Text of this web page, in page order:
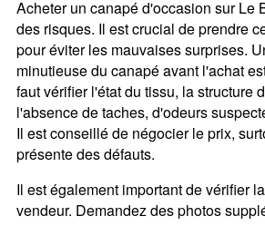
Acheter un canapé d'occasion sur Le
des risques. Il est crucial de prendre
pour éviter les mauvaises surprises.
minutieuse du canapé avant l'achat
faut vérifier l'état du tissu, la structure
l'absence de taches, d'odeurs
Il est conseillé de négocier le prix,
présente des défauts.
Il est également important de vérifier
vendeur. Demandez des photos